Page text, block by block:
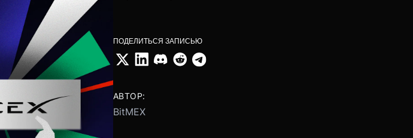
ПОДЕЛИТЬСЯ ЗАПИСЬЮ
АВТОР:
BitMEX